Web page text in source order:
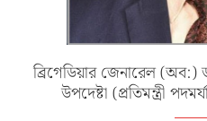
ব্রিগেডিয়ার জেনারেল
উপদেষ্টা (প্রতিমন্ত্রী